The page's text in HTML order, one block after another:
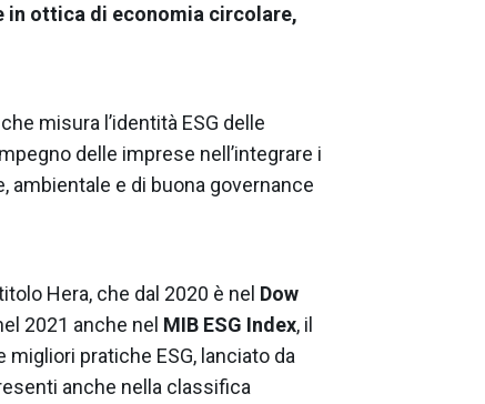
in ottica di economia circolare,
misura l’identità ESG delle
delle imprese nell’integrare i
ambientale e di buona governance
Hera, che dal 2020 è nel Dow
2021 anche nel MIB ESG Index, il
pratiche ESG, lanciato da
anche nella classifica